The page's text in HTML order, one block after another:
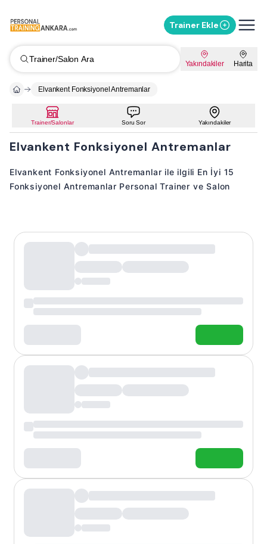
Trainer Ekle
Trainer/Salon Ara Yakındakiler Harita
Elvankent Fonksiyonel Antremanlar
Trainer/Salonlar Soru Sor Yakındakiler
Elvankent Fonksiyonel Antremanlar
Elvankent Fonksiyonel Antremanlar ile ilgili En İyi 15
Fonksiyonel Antremanlar Personal Trainer ve Salon